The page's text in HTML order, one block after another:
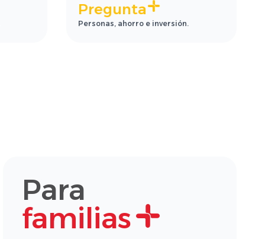
Pregunta
Personas, ahorro e inversión.
Para
familias